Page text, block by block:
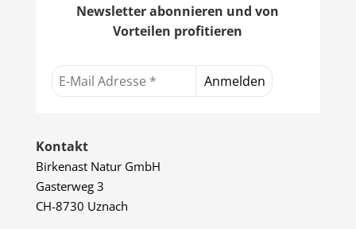
Newsletter abonnieren und von
Vorteilen profitieren
Kontakt
Birkenast Natur GmbH
Gasterweg 3
CH-8730 Uznach